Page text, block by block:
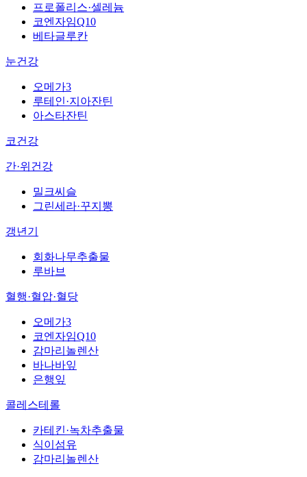
프로폴리스·셀레늄
코엔자임Q10
베타글루칸
눈건강
오메가3
루테인·지아잔틴
아스타잔틴
코건강
간·위건강
밀크씨슬
그린세라·꾸지뽕
갱년기
회화나무추출물
루바브
혈행·혈압·혈당
오메가3
코엔자임Q10
감마리놀렌산
바나바잎
은행잎
콜레스테롤
카테킨·녹차추출물
식이섬유
감마리놀렌산